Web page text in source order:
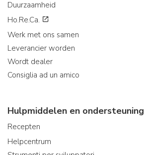
Duurzaamheid
Ho.Re.Ca.
Werk met ons samen
Leverancier worden
Wordt dealer
Consiglia ad un amico
Hulpmiddelen en ondersteuning
Recepten
Helpcentrum